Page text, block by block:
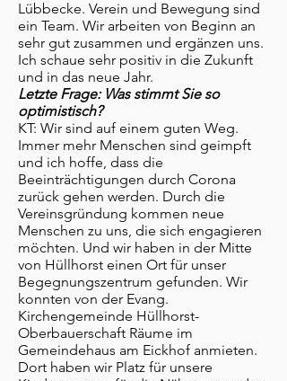
Lübbecke. Verein und Bewegung sind
ein Team. Wir arbeiten von Beginn an
sehr gut zusammen und ergänzen uns.
Ich schaue sehr positiv in die Zukunft
und in das neue Jahr.
Letzte Frage: Was stimmt Sie so
optimistisch?
KT: Wir sind auf einem guten Weg.
Immer mehr Menschen sind geimpft
und ich hoffe, dass die
Beeinträchtigungen durch Corona
zurück gehen werden. Durch die
Vereinsgründung kommen neue
Menschen zu uns, die sich engagieren
möchten. Und wir haben in der Mitte
von Hüllhorst einen Ort für unser
Begegnungszentrum gefunden. Wir
konnten von der Evang.
Kirchengemeinde Hüllhorst-
Oberbauerschaft Räume im
Gemeindehaus am Eickhof anmieten.
Dort haben wir Platz für unsere